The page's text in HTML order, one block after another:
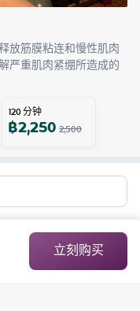
放筋膜粘连和慢性肌肉
严重肌肉紧绷所造成的
120分钟
฿2,2502,500
立刻购买